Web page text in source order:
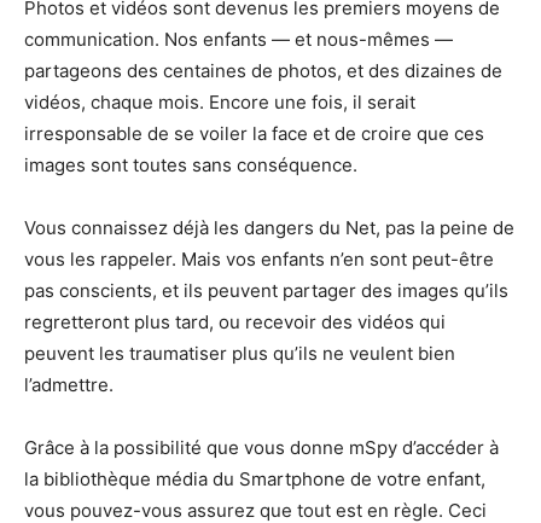
Photos et vidéos sont devenus les premiers moyens de
communication. Nos enfants — et nous-mêmes —
partageons des centaines de photos, et des dizaines de
vidéos, chaque mois. Encore une fois, il serait
irresponsable de se voiler la face et de croire que ces
images sont toutes sans conséquence.
Vous connaissez déjà les dangers du Net, pas la peine de
vous les rappeler. Mais vos enfants n’en sont peut-être
pas conscients, et ils peuvent partager des images qu’ils
regretteront plus tard, ou recevoir des vidéos qui
peuvent les traumatiser plus qu’ils ne veulent bien
l’admettre.
Grâce à la possibilité que vous donne mSpy d’accéder à
la bibliothèque média du Smartphone de votre enfant,
vous pouvez-vous assurez que tout est en règle. Ceci